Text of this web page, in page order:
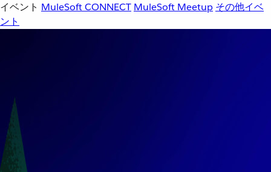
イベント MuleSoft CONNECT MuleSoft Meetup その他イベ
ント